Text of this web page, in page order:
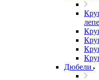
Дюбели